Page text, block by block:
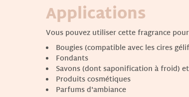
Applications
Vous pouvez utiliser cette fragrance
Bougies (compatible avec les cires
Fondants
Savons (dont saponification à froid)
Produits cosmétiques
Parfums d'ambiance